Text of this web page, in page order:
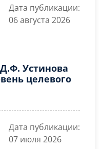
Дата публикации:
06 августа 2026
Устинова
целевого
Дата публикации:
07 июля 2026